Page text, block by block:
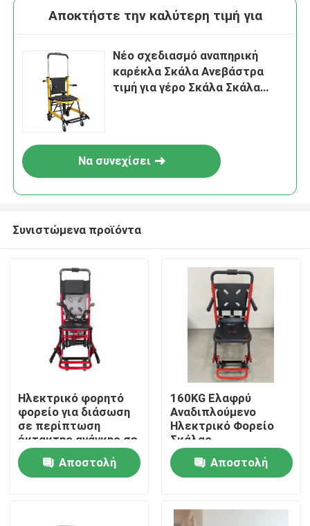
Σπίτι
Προϊόντα
Βίντεο
Αποκτήστε την καλύτερη τιμή για
Νέο σχεδιασμό αναπηρική
καρέκλα Σκάλα Ανεβάστρα
τιμή για γέρο Σκάλα Σκάλα
Να συνεχίσει
Συνιστώμενα προϊόντα
Ηλεκτρικό φορητό
φορείο για διάσωση
σε περίπτωση
έκτακτης ανάγκης σε
σκάλες και
διαδρόμουςΑποστολή
160KG Ελαφρύ
Αναδιπλούμενο
Ηλεκτρικό Φορείο
Σκάλας
Αποστολή